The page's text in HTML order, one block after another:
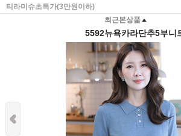
티라미슈초특가(3만원이하)
최근본상품
5592뉴욕카라단추5부니